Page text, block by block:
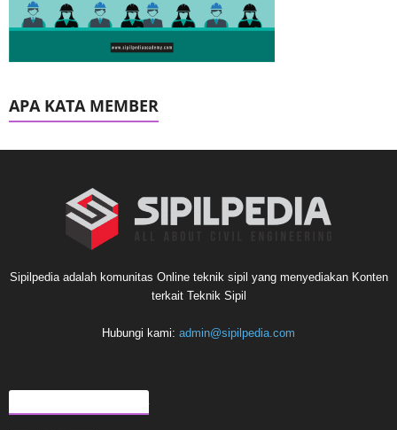
APA KATA MEMBER
Sipilpedia adalah komunitas Online teknik sipil yang menyediakan Konten
terkait Teknik Sipil
Hubungi kami: admin@sipilpedia.com
ARTIKEL LAINNYA